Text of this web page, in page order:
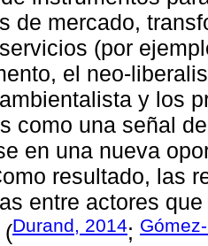
de mercado,
(por
el neo-
y los
como una señal
en una nueva
resultado, las
entre actores
(Durand, 2014;